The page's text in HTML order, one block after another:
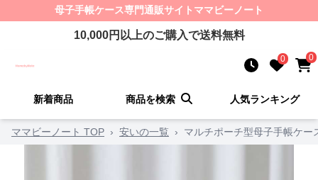
母子手帳ケース専門通販サイト ママビーノート
10,000円以上のご購入で送料無料
0 0
新着商品 商品を検索 人気ランキング
ママビーノート TOP › 安いの一覧 › マルチポーチ型母子手帳ケー